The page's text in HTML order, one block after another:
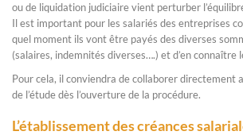
ou de liquidation judiciaire vient perturber
Il est important pour les salariés des entreprises
quel moment ils vont être payés des diverses
(salaires, indemnités diverses….) et d’en connaître
Pour cela, il conviendra de collaborer directement
de l’étude dès l’ouverture de la procédure.
L’établissement des créances